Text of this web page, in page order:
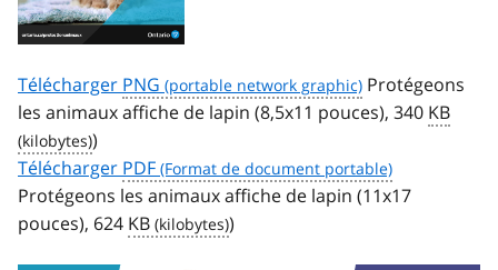
Télécharger PNG
Protégeons
les animaux affiche de lapin (8,5x11 pouces), 340 KB
)
Télécharger PDF
Protégeons les animaux affiche de lapin (11x17
pouces), 624 KB )